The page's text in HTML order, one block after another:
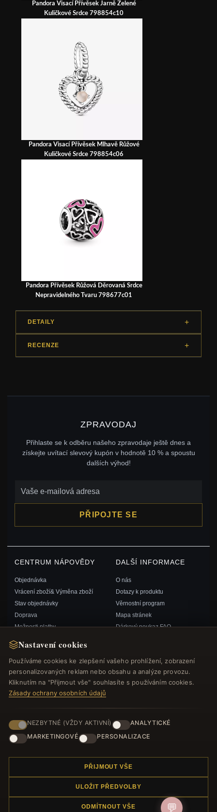
Nastavení cookies
Používáme cookies ke zlepšení vašeho prohlížení, zobrazení
personalizovaných reklam nebo obsahu a analýze provozu.
Kliknutím na "Přijmout vše" souhlasíte s používáním cookies.
Zásady ochrany osobních údajů
NEZBYTNÉ (VŽDY AKTIVNÍ)
ANALYTICKÉ
MARKETINGOVÉ
PERSONALIZACE
PŘIJMOUT VŠE
ULOŽIT PŘEDVOLBY
ODMÍTNOUT VŠE
Pandora Visací Přívěsek Jarně Zelené
Kuličkové Srdce 798854c10
Pandora Visací Přívěsek Mlhavě Růžové
Kuličkové Srdce 798854c06
Pandora Přívěsek Růžová Děrovaná Srdce
Nepravidelného Tvaru 798677c01
DETAILY
RECENZE
ZPRAVODAJ
Přihlaste se k odběru našeho zpravodaje ještě dnes a
získejte uvítací slevový kupón v hodnotě 10 % a spoustu
dalších výhod!
PŘIPOJTE SE
CENTRUM NÁPOVĚDY
Objednávka
Vrácení zboží& Výměna zboží
Stav objednávky
Doprava
Možnosti platby
Kontaktujte nás
DALŠÍ INFORMACE
O nás
Dotazy k produktu
Věrnostní program
Mapa stránek
Dárkový poukaz FAQ
RYCHLÉ ODKAZY
Nové produkty
Speciální nabídky
Blog
Recenze
Přihlásit se
SLEDUJTE NÁS
Náramek.com. Všechna práva vyhrazena.
💬